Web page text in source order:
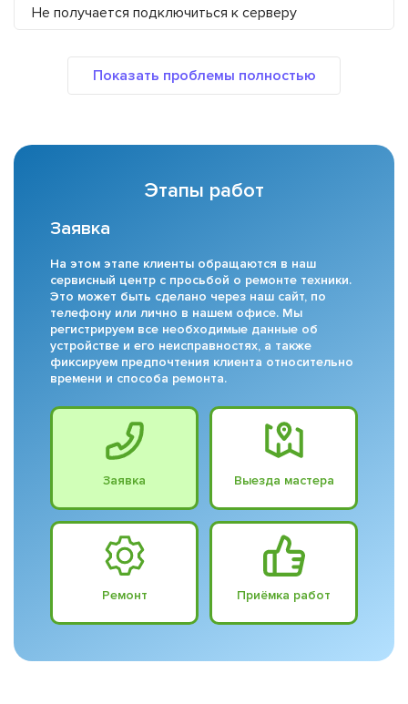
Не получается подключиться к серверу
Этапы работ
Заявка
На этом этапе клиенты обращаются в наш
сервисный центр с просьбой о ремонте техники.
Это может быть сделано через наш сайт, по
телефону или лично в нашем офисе. Мы
регистрируем все необходимые данные об
устройстве и его неисправностях, а также
фиксируем предпочтения клиента относительно
времени и способа ремонта.
Заявка Выезда мастера
Ремонт Приёмка работ